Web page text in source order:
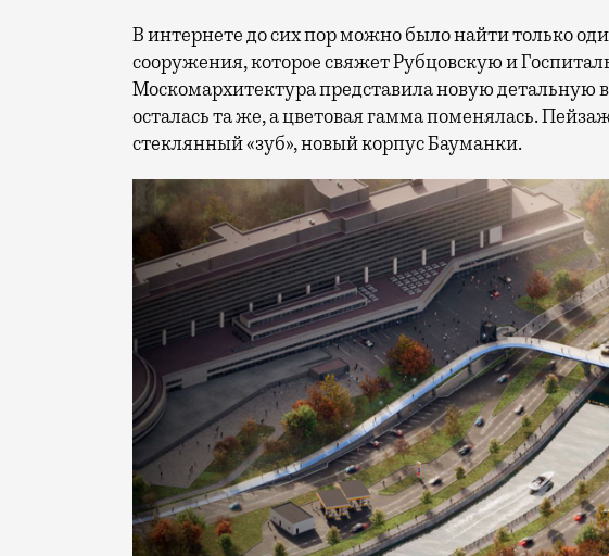
В интернете до сих пор можно было найти только
сооружения, которое свяжет Рубцовскую и
Москомархитектура представила новую детальную
осталась та же, а цветовая гамма поменялась.
стеклянный «зуб», новый корпус Бауманки.